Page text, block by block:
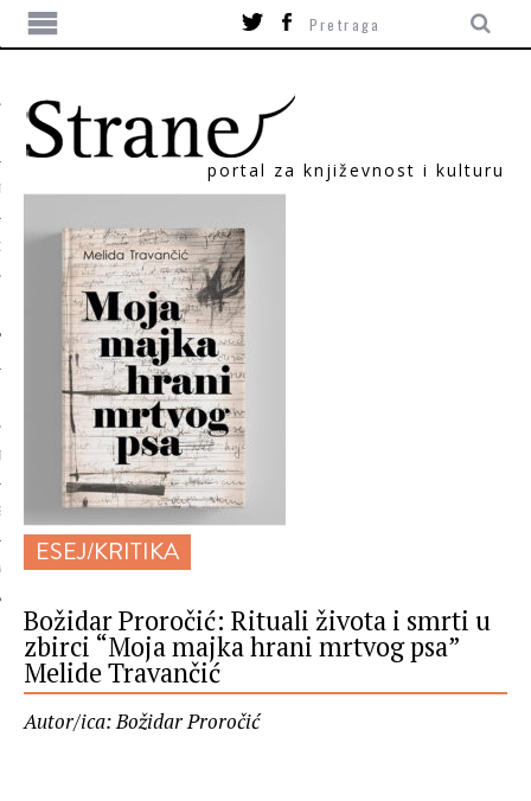
portal za književnost i kulturu
ESEJ/KRITIKA
Božidar Proročić: Rituali života i smrti u
zbirci “Moja majka hrani mrtvog psa”
Melide Travančić
Autor/ica: Božidar Proročić